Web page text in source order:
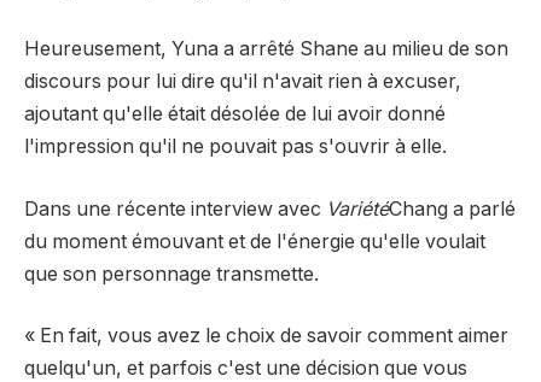
Heureusement, Yuna a arrêté Shane au milieu de son
discours pour lui dire qu'il n'avait rien à excuser,
ajoutant qu'elle était désolée de lui avoir donné
l'impression qu'il ne pouvait pas s'ouvrir à elle.
Dans une récente interview avec VariétéChang a parlé
du moment émouvant et de l'énergie qu'elle voulait
que son personnage transmette.
« En fait, vous avez le choix de savoir comment aimer
quelqu'un, et parfois c'est une décision que vous